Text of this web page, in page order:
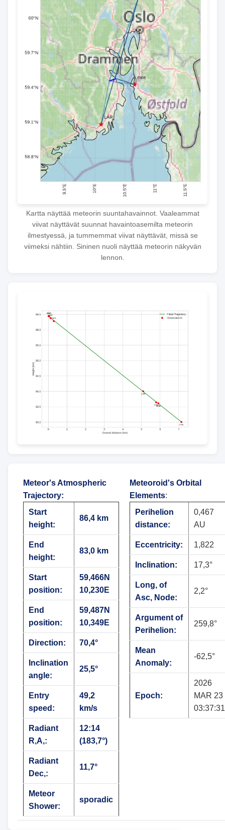
Kartta näyttää meteorin suuntahavainnot. Vaaleammat
viivat näyttävät suunnat havaintoasemilta meteorin
ilmestyessä, ja tummemmat viivat näyttävät, missä se
viimeksi nähtiin. Sininen nuoli näyttää meteorin näkyvän
lennon.
Meteor's Atmospheric
Trajectory:
Start
height:
86,4 km
End
height:
83,0 km
Start
position:
59,466N
10,230E
End
position:
59,487N
10,349E
Direction: 70,4°
Inclination
angle:
25,5°
Entry
speed:
49,2
km/s
Radiant
R,A,:
12:14
(183,7°)
Radiant
Dec,:
11,7°
Meteor
Shower:
sporadic
Meteoroid's Orbital
Elements:
Perihelion
distance:
0,467
AU
Eccentricity: 1,822
Inclination: 17,3°
Long, of
Asc, Node:
2,2°
Argument of
Perihelion:
259,8°
Mean
Anomaly:
-62,5°
Epoch:
2026
MAR 23
03:37:31